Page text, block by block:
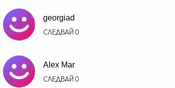
georgiad
СЛЕДВАЙ 0
Alex Mar
СЛЕДВАЙ 0